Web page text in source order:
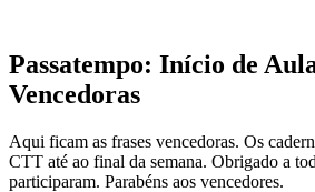
Passatempo: Início de
Vencedoras
Aqui ficam as frases vencedoras. Os
CTT até ao final da semana. Obrigado a
participaram. Parabéns aos vencedores.